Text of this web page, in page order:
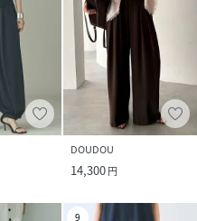
DOUDOU
14,300円
9